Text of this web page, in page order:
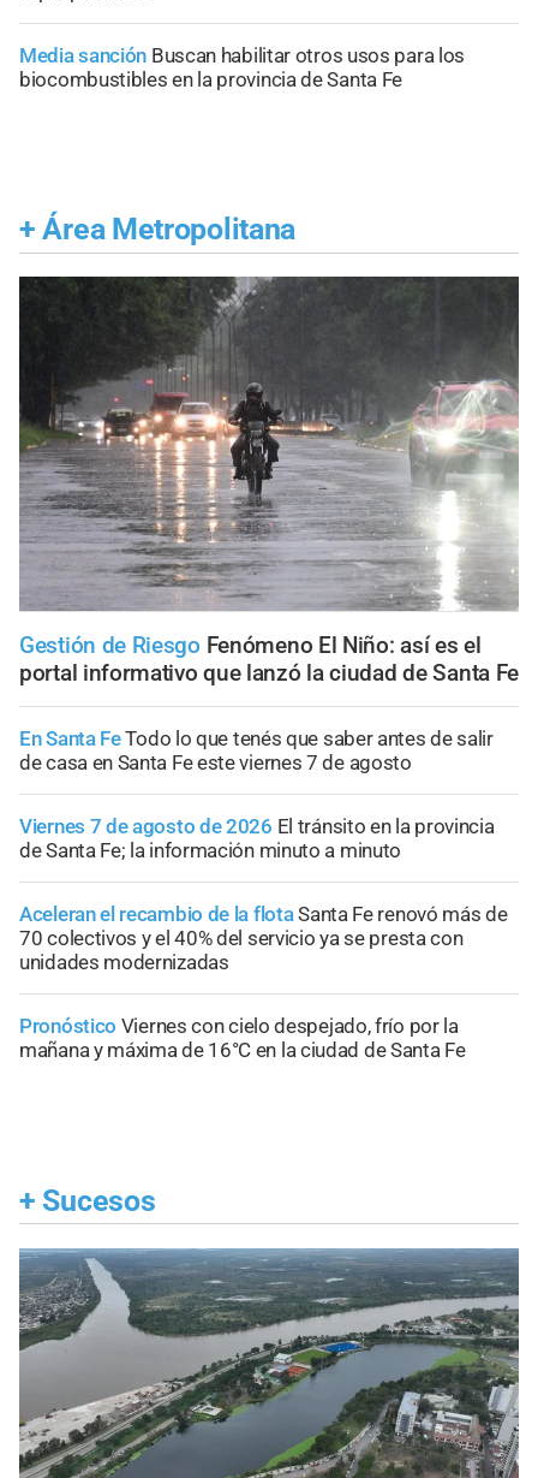
Media sanción Buscan habilitar otros usos para los
biocombustibles en la provincia de Santa Fe
+ Área Metropolitana
Gestión de Riesgo Fenómeno El Niño: así es el
portal informativo que lanzó la ciudad de Santa Fe
En Santa FeTodo lo que tenés que saber antes de salir
de casa en Santa Fe este viernes 7 de agosto
Viernes 7 de agosto de 2026 El tránsito en la provincia
de Santa Fe; la información minuto a minuto
Aceleran el recambio de la flotaSanta Fe renovó más de
70 colectivos y el 40% del servicio ya se presta con
unidades modernizadas
Pronóstico Viernes con cielo despejado, frío por la
mañana y máxima de 16°C en la ciudad de Santa Fe
+ Sucesos